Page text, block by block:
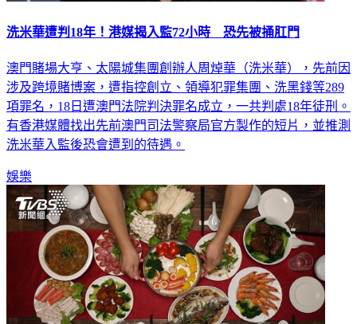
洗米華遭判18年！港媒揭入監72小時 恐先被捅肛門
澳門賭場大亨、太陽城集團創辦人周焯華（洗米華），先前因
涉及跨境賭博案，遭指控創立、領導犯罪集團、洗黑錢等289
項罪名，18日遭澳門法院判決罪名成立，一共判處18年徒刑。
有香港媒體找出先前澳門司法警察局官方製作的短片，並推測
洗米華入監後恐會遭到的待遇。
娛樂